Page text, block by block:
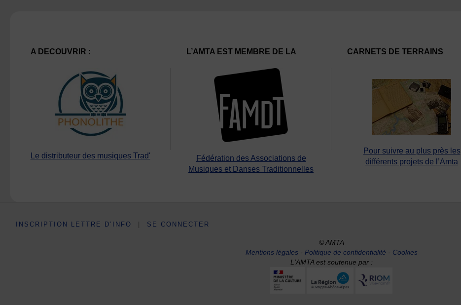
A DECOUVRIR :
Le distributeur des musiques Trad'
L’AMTA EST MEMBRE DE LA
Fédération des Associations de
Musiques et Danses Traditionnelles
CARNETS DE TERRAINS
Pour suivre au plus près les
différents projets de l’Amta
INSCRIPTION LETTRE D’INFO SE CONNECTER
© AMTA
Mentions légales- Politique de confidentialité - Cookies
L'AMTA est soutenue par :